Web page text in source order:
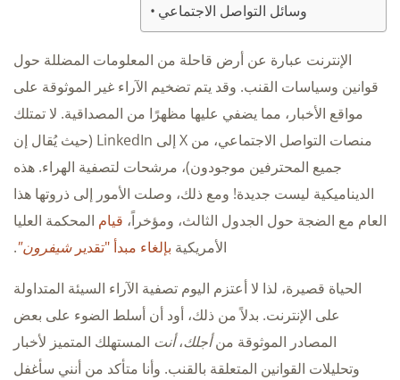
وسائل التواصل الاجتماعي
الإنترنت عبارة عن أرض قاحلة من المعلومات المضللة حول
قوانين وسياسات القنب. وقد يتم تضخيم الآراء غير الموثوقة على
مواقع الأخبار، مما يضفي عليها مظهرًا من المصداقية. لا تمتلك
منصات التواصل الاجتماعي، من X إلى LinkedIn (حيث يُقال إن
جميع المحترفين موجودون)، مرشحات لتصفية الهراء. هذه
الديناميكية ليست جديدة! ومع ذلك، وصلت الأمور إلى ذروتها هذا
العام مع الضجة حول الجدول الثالث، ومؤخراً، قيام المحكمة العليا
الأمريكية بإلغاء مبدأ "تقديرشيفرون".
الحياة قصيرة، لذا لا أعتزم اليوم تصفية الآراء السيئة المتداولة
على الإنترنت. بدلاً من ذلك، أود أن أسلط الضوء على بعض
المصادر الموثوقة منأجلك،أنت المستهلك المتميز لأخبار
وتحليلات القوانين المتعلقة بالقنب. وأنا متأكد من أنني سأغفل